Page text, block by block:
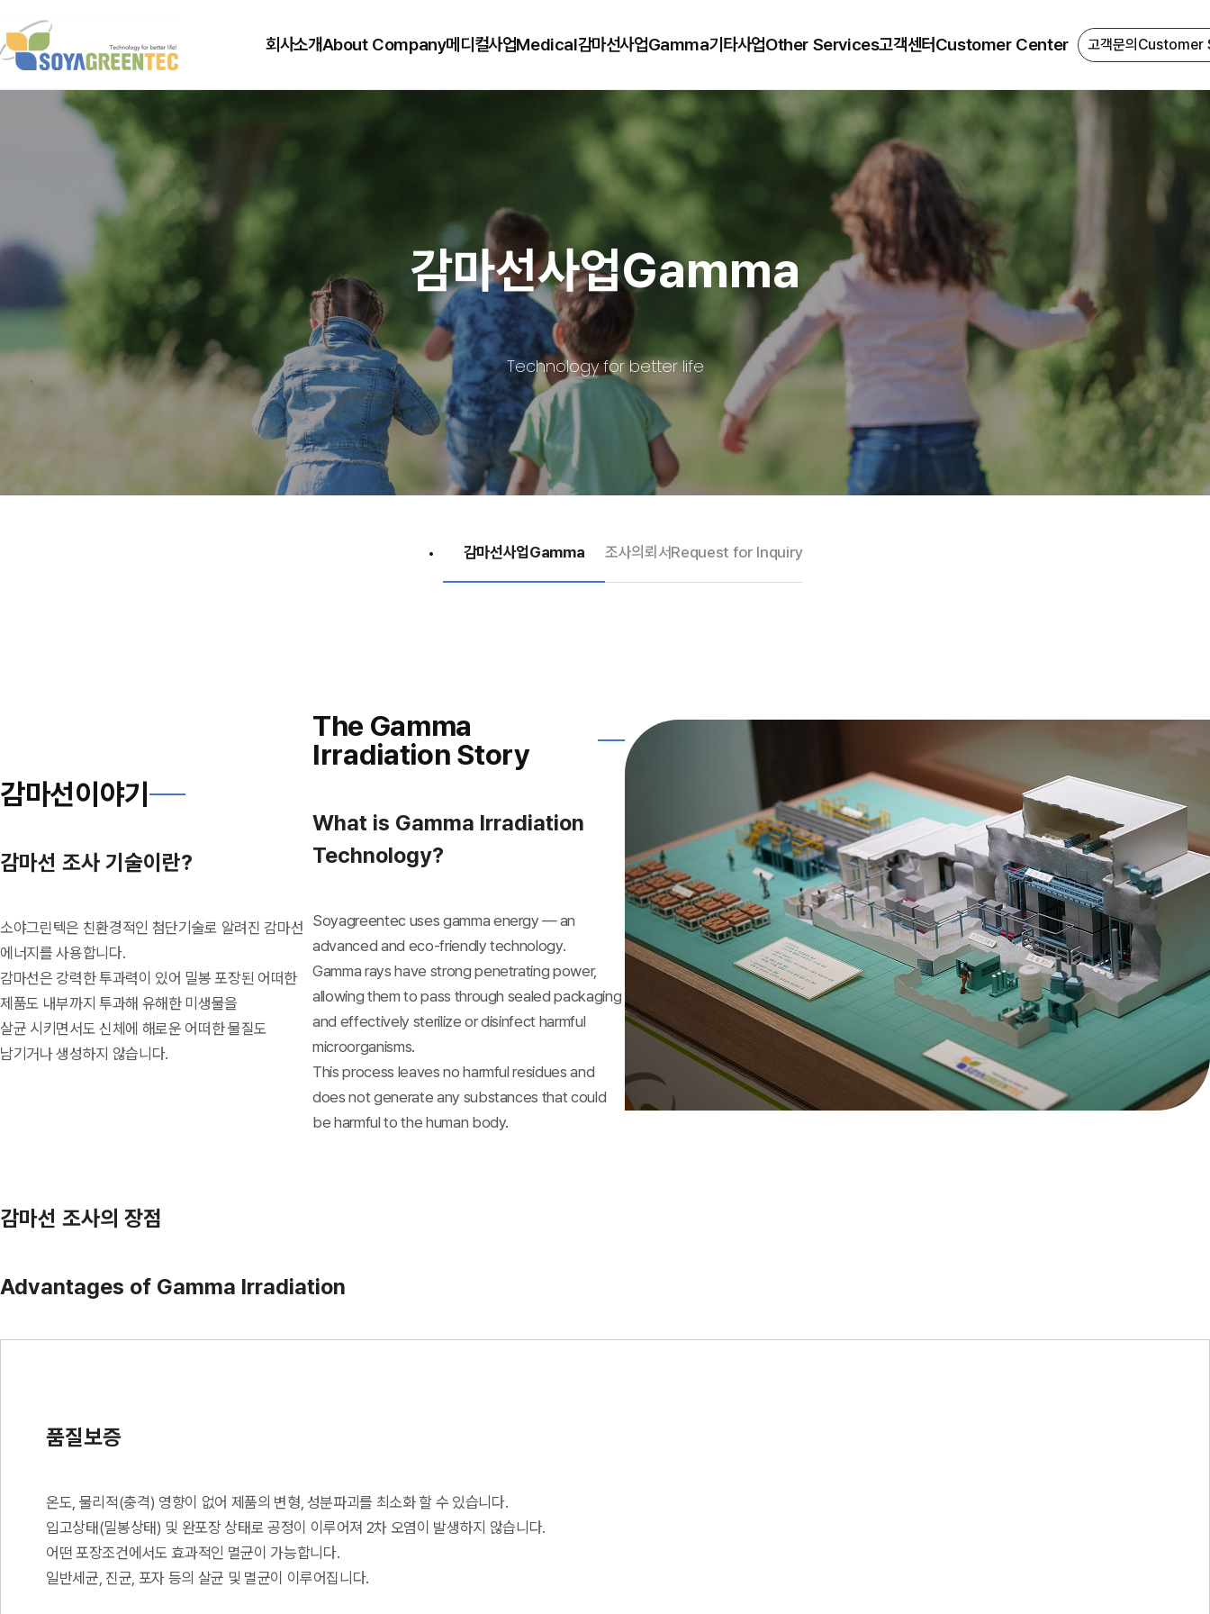
회사소개About Company메디컬사업Medical감마선사업Gamma기타사업Other Services고객센터Customer Center 고객문의 Customer
감마선사업Gamma
Technology for better life
감마선사업Gamma 조사의뢰서Request for Inquiry
감마선이야기
감마선 조사 기술이란?
소야그린텍은 친환경적인 첨단기술로 알려진 감마선
에너지를 사용합니다.
감마선은 강력한 투과력이 있어 밀봉 포장된 어떠한
제품도 내부까지 투과해 유해한 미생물을
살균 시키면서도 신체에 해로운 어떠한 물질도
남기거나 생성하지 않습니다.
The Gamma
Irradiation Story
What is Gamma Irradiation
Technology?
Soyagreentec uses gamma energy — an
advanced and eco-friendly technology.
Gamma rays have strong penetrating power,
allowing them to pass through sealed packaging
and effectively sterilize or disinfect harmful
microorganisms.
This process leaves no harmful residues and
does not generate any substances that could
be harmful to the human body.
감마선 조사의 장점
Advantages of Gamma Irradiation
품질보증
온도, 물리적(충격) 영향이 없어 제품의 변형, 성분파괴를 최소화 할 수 있습니다.
입고상태(밀봉상태) 및 완포장 상태로 공정이 이루어져 2차 오염이 발생하지 않습니다.
어떤 포장조건에서도 효과적인 멸균이 가능합니다.
일반세균, 진균, 포자 등의 살균 및 멸균이 이루어집니다.